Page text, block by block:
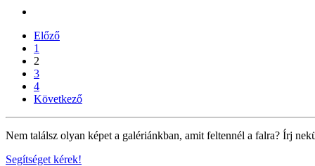
Előző
1
2
3
4
Következő
Nem találsz olyan képet a galériánkban, amit feltennél a falra? Írj
Segítséget kérek!